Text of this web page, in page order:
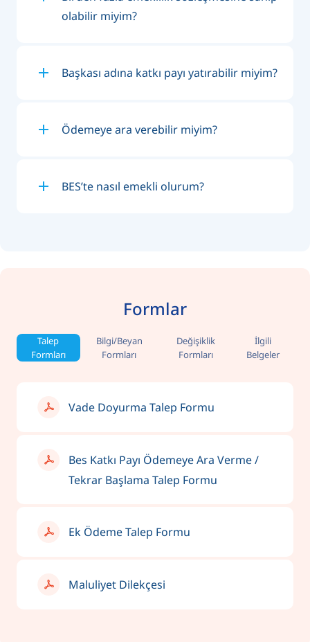
olabilir miyim?
Başkası adına katkı payı yatırabilir miyim?
Ödemeye ara verebilir miyim?
BES’te nasıl emekli olurum?
Formlar
Talep
Formları
Bilgi/Beyan
Formları
Değişiklik
Formları
İlgili
Belgeler
Vade Doyurma Talep Formu
Bes Katkı Payı Ödemeye Ara Verme /
Tekrar Başlama Talep Formu
Ek Ödeme Talep Formu
Maluliyet Dilekçesi